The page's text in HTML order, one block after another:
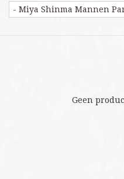
Geen